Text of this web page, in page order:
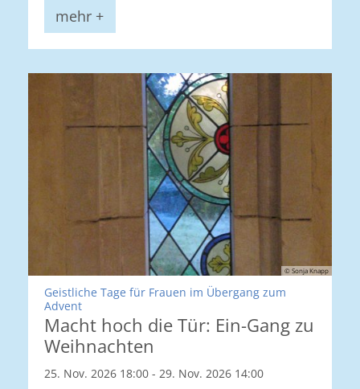
mehr +
© Sonja Knapp
Geistliche Tage für Frauen im Übergang zum
Advent:
Macht hoch die Tür: Ein-Gang zu
Weihnachten
25. Nov. 2026 18:00 - 29. Nov. 2026 14:00